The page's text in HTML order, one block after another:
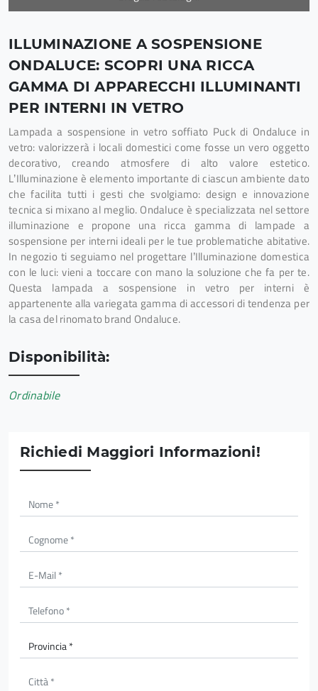
ILLUMINAZIONE A SOSPENSIONE
ONDALUCE: SCOPRI UNA RICCA
GAMMA DI APPARECCHI ILLUMINANTI
PER INTERNI IN VETRO
Lampada a sospensione in vetro soffiato Puck di Ondaluce in
vetro: valorizzerà i locali domestici come fosse un vero oggetto
decorativo, creando atmosfere di alto valore estetico.
L’Illuminazione è elemento importante di ciascun ambiente dato
che facilita tutti i gesti che svolgiamo: design e innovazione
tecnica si mixano al meglio. Ondaluce è specializzata nel settore
illuminazione e propone una ricca gamma di lampade a
sospensione per interni ideali per le tue problematiche abitative.
In negozio ti seguiamo nel progettare l’Illuminazione domestica
con le luci: vieni a toccare con mano la soluzione che fa per te.
Questa lampada a sospensione in vetro per interni è
appartenente alla variegata gamma di accessori di tendenza per
la casa del rinomato brand Ondaluce.
Disponibilità:
Ordinabile
Richiedi Maggiori Informazioni!